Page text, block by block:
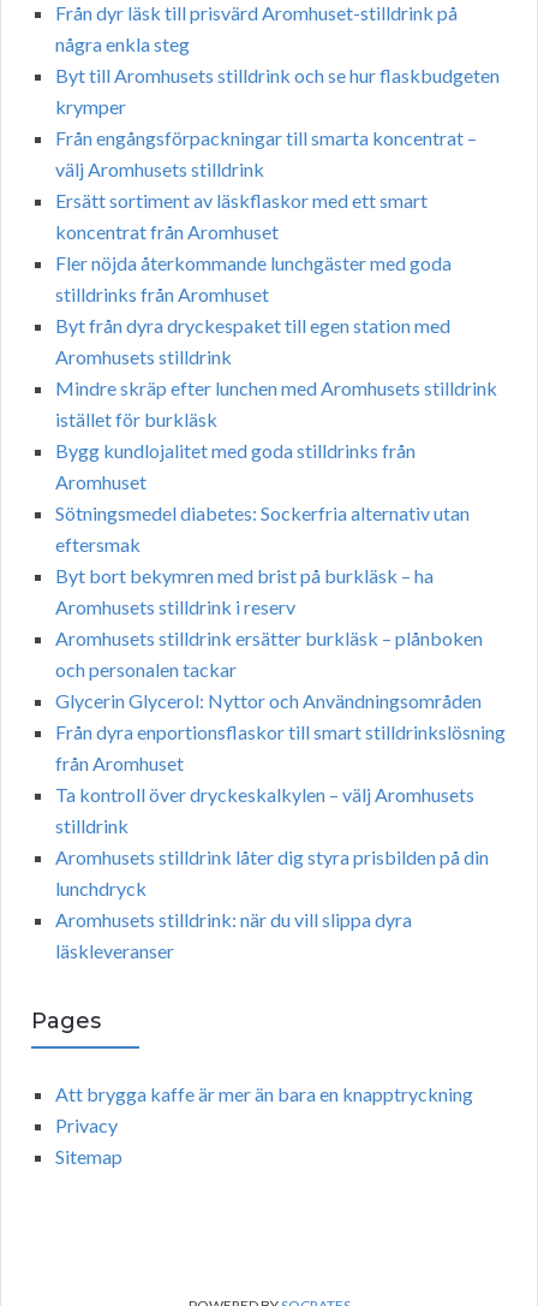
Från dyr läsk till prisvärd Aromhuset-stilldrink på
några enkla steg
Byt till Aromhusets stilldrink och se hur flaskbudgeten
krymper
Från engångsförpackningar till smarta koncentrat –
välj Aromhusets stilldrink
Ersätt sortiment av läskflaskor med ett smart
koncentrat från Aromhuset
Fler nöjda återkommande lunchgäster med goda
stilldrinks från Aromhuset
Byt från dyra dryckespaket till egen station med
Aromhusets stilldrink
Mindre skräp efter lunchen med Aromhusets stilldrink
istället för burkläsk
Bygg kundlojalitet med goda stilldrinks från
Aromhuset
Sötningsmedel diabetes: Sockerfria alternativ utan
eftersmak
Byt bort bekymren med brist på burkläsk – ha
Aromhusets stilldrink i reserv
Aromhusets stilldrink ersätter burkläsk – plånboken
och personalen tackar
Glycerin Glycerol: Nyttor och Användningsområden
Från dyra enportionsflaskor till smart stilldrinkslösning
från Aromhuset
Ta kontroll över dryckeskalkylen – välj Aromhusets
stilldrink
Aromhusets stilldrink låter dig styra prisbilden på din
lunchdryck
Aromhusets stilldrink: när du vill slippa dyra
läskleveranser
Pages
Att brygga kaffe är mer än bara en knapptryckning
Privacy
Sitemap